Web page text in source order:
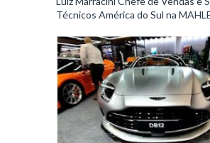
Técnicos América do Sul na